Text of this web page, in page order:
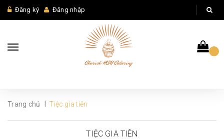
Đăng ký Đăng nhập
Trang chủ Tiệc gia tiên
TIỆC GIA TIÊN